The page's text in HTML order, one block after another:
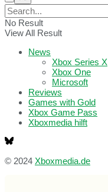
No Result
View All Result
News
Xbox Series X
Xbox One
Microsoft
Reviews
Games with Gold
Xbox Game Pass
Xboxmedia hilft
© 2024 Xboxmedia.de